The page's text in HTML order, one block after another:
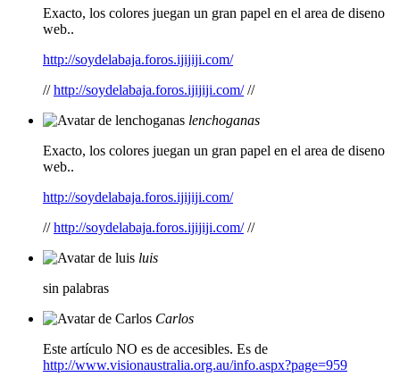
Exacto, los colores juegan un gran papel en el area de diseno
web..
http://soydelabaja.foros.ijijiji.com/
//http://soydelabaja.foros.ijijiji.com///
lenchoganas
Exacto, los colores juegan un gran papel en el area de diseno
web..
http://soydelabaja.foros.ijijiji.com/
//http://soydelabaja.foros.ijijiji.com///
luis
sin palabras
Carlos
Este artículo NO es de accesibles. Es de
http://www.visionaustralia.org.au/info.aspx?page=959